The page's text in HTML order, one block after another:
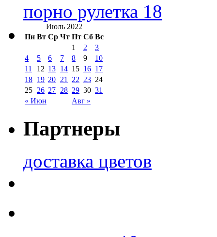
порно рулетка 18
Июль 2022
Пн Вт Ср Чт Пт Сб Вс
« Июн Авг »
1 2
3
4
5 6 7 8 9
10
11
12 13 14 15 16 17
18 19 20 21 22 23 24
25 26 27 28 29 30 31
Партнеры
доставка цветов